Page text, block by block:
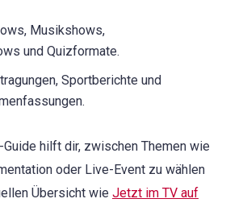
Musikshows,
und Quizformate.
Sportberichte und
hilft dir, zwischen Themen wie
oder Live-Event zu wählen
Übersicht wie Jetzt im TV auf